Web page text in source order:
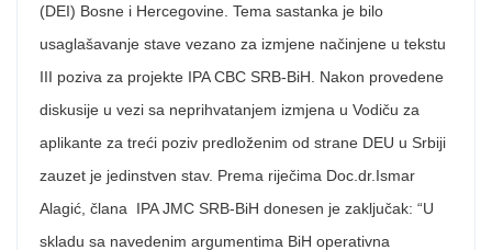
(DEI) Bosne i Hercegovine. Tema sastanka je bilo
usaglašavanje stave vezano za izmjene načinjene u tekstu
III poziva za projekte IPA CBC SRB-BiH. Nakon provedene
diskusije u vezi sa neprihvatanjem izmjena u Vodiču za
aplikante za treći poziv predloženim od strane DEU u Srbiji
zauzet je jedinstven stav. Prema riječima Doc.dr.Ismar
Alagić, člana IPA JMC SRB-BiH donesen je zaključak: “U
skladu sa navedenim argumentima BiH operativna